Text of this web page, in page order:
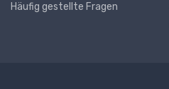
Häufig gestellte Fragen